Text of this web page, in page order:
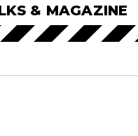
& MAGAZINE